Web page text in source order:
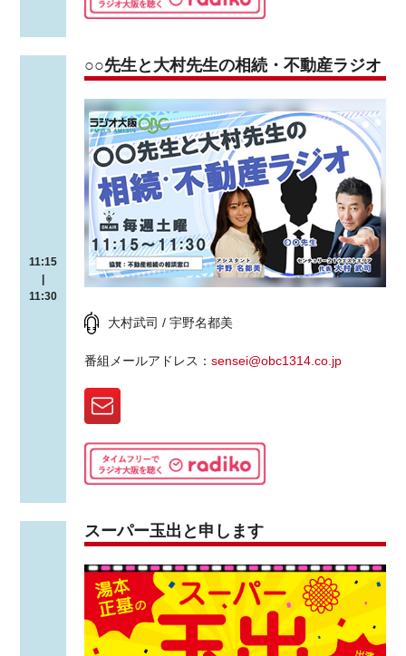
11:15
|
11:30
○○先生と大村先生の相続・不動産ラジオ
大村武司 / 宇野名都美
番組メールアドレス：sensei@obc1314.co.jp
スーパー玉出と申します